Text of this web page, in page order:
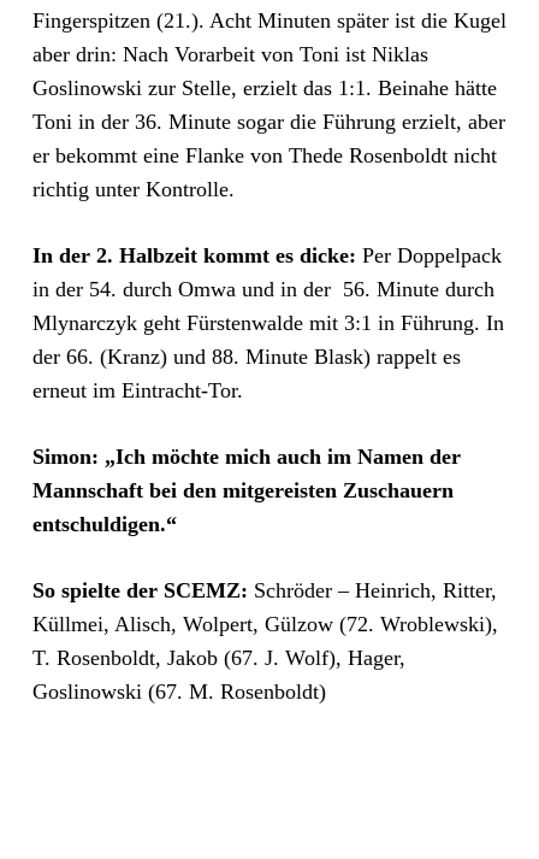
Fingerspitzen (21.). Acht Minuten später ist die Kugel
aber drin: Nach Vorarbeit von Toni ist Niklas
Goslinowski zur Stelle, erzielt das 1:1. Beinahe hätte
Toni in der 36. Minute sogar die Führung erzielt, aber
er bekommt eine Flanke von Thede Rosenboldt nicht
richtig unter Kontrolle.
In der 2. Halbzeit kommt es dicke: Per Doppelpack
in der 54. durch Omwa und in der 56. Minute durch
Mlynarczyk geht Fürstenwalde mit 3:1 in Führung. In
der 66. (Kranz) und 88. Minute Blask) rappelt es
erneut im Eintracht-Tor.
Simon: „Ich möchte mich auch im Namen der
Mannschaft bei den mitgereisten Zuschauern
entschuldigen.“
So spielte der SCEMZ: Schröder – Heinrich, Ritter,
Küllmei, Alisch, Wolpert, Gülzow (72. Wroblewski),
T. Rosenboldt, Jakob (67. J. Wolf), Hager,
Goslinowski (67. M. Rosenboldt)